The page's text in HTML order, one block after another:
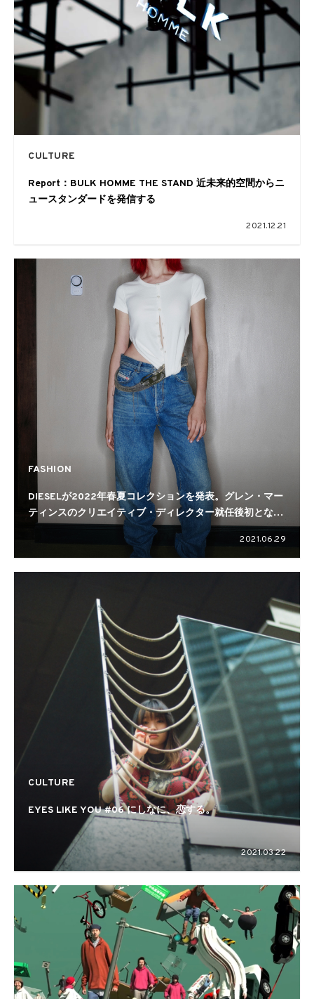
CULTURE
Report：BULK HOMME THE STAND 近未来的空間からニ
ュースタンダードを発信する
2021.12.21
FASHION
DIESELが2022年春夏コレクションを発表。グレン・マー
ティンスのクリエイティブ・ディレクター就任後初となる
2021.06.29
CULTURE
EYES LIKE YOU #06 にしなに、恋する。
2021.03.22